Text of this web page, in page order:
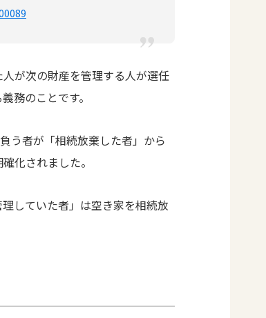
が次の財産を管理する人が選任
務のことです。
う者が「相続放棄した者」から
化されました。
していた者」は空き家を相続放